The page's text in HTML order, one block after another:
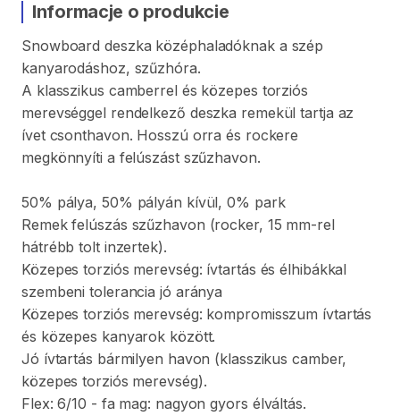
Informacje o produkcie
Snowboard deszka középhaladóknak a szép
kanyarodáshoz​,​ szűzhóra.
A klasszikus camberrel és közepes torziós
merevséggel rendelkező deszka remekül tartja az
ívet csonthavon. Hosszú orra és rockere
megkönnyíti a felúszást szűzhavon.
50% pálya​,​ 50% pályán kívül​,​ 0% park
Remek felúszás szűzhavon (rocker​,​ 15 mm-rel
hátrébb tolt inzertek).
Közepes torziós merevség: ívtartás és élhibákkal
szembeni tolerancia jó aránya
Közepes torziós merevség: kompromisszum ívtartás
és közepes kanyarok között.
Jó ívtartás bármilyen havon (klasszikus camber​,​
közepes torziós merevség).
Flex: 6​/​10 - fa mag: nagyon gyors élváltás.